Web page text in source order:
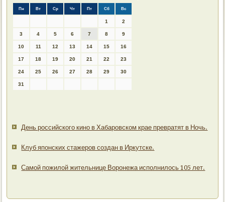
Пн Вт Ср Чт Пт Сб Вс
1 2
3 4 5 6 7 8 9
10 11 12 13 14 15 16
17 18 19 20 21 22 23
24 25 26 27 28 29 30
31
День российского кино в Хабаровском крае превратят в Ночь.
Клуб японских стажеров создан в Иркутске.
Самой пожилой жительнице Воронежа исполнилось 105 лет.